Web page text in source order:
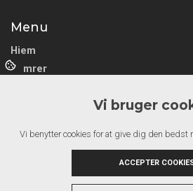
Menu
Hjem
Tømrer
Vi bruger
Vi benytter cookies for at give dig den bedst
ACCEPTER